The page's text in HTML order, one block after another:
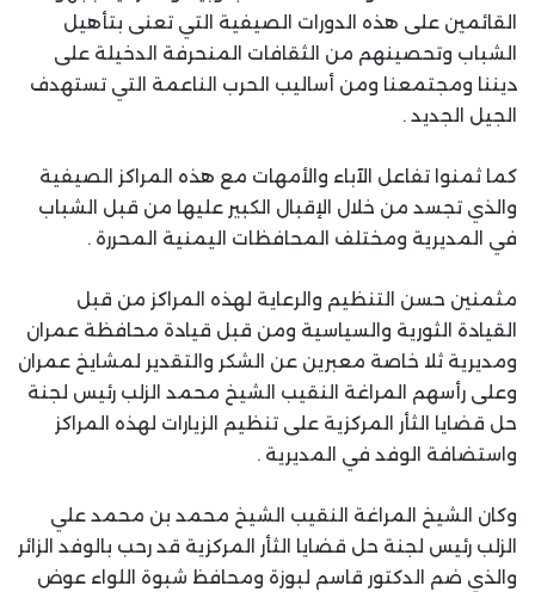
القائمين على هذه الدورات الصيفية التي تعنى بتأهيل
الشباب وتحصينهم من الثقافات المنحرفة الدخيلة على
ديننا ومجتمعنا ومن أساليب الحرب الناعمة التي تستهدف
الجيل الجديد .
كما ثمنوا تفاعل الآباء والأمهات مع هذه المراكز الصيفية
والذي تجسد من خلال الإقبال الكبير عليها من قبل الشباب
في المديرية ومختلف المحافظات اليمنية المحررة .
مثمنين حسن التنظيم والرعاية لهذه المراكز من قبل
القيادة الثورية والسياسية ومن قبل قيادة محافظة عمران
ومديرية ثلا خاصة معبرين عن الشكر والتقدير لمشايخ عمران
وعلى رأسهم المراغة النقيب الشيخ محمد الزلب رئيس لجنة
حل قضايا الثأر المركزية على تنظيم الزيارات لهذه المراكز
واستضافة الوفد في المديرية .
وكان الشيخ المراغة النقيب الشيخ محمد بن محمد علي
الزلب رئيس لجنة حل قضايا الثأر المركزية قد رحب بالوفد الزائر
والذي ضم الدكتور قاسم لبوزة ومحافظ شبوة اللواء عوض